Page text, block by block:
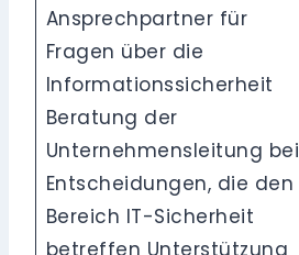
Ansprechpartner für
Fragen über die
Informationssicherheit
Beratung der
Unternehmensleitung bei
Entscheidungen, die den
Bereich IT-Sicherheit
betreffen Unterstützung